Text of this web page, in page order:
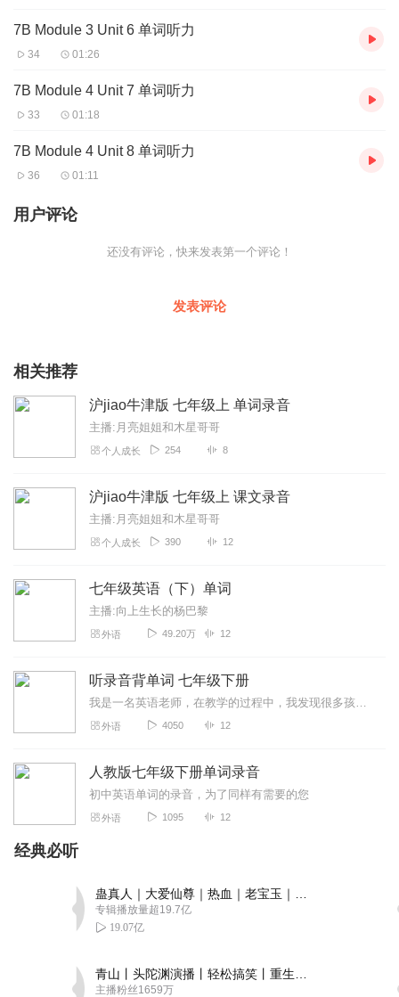
7B Module 3 Unit 6 单词听力
34 01:26
7B Module 4 Unit 7 单词听力
33 01:18
7B Module 4 Unit 8 单词听力
36 01:11
用户评论
还没有评论，快来发表第一个评论！
发表评论
相关推荐
沪jiao牛津版 七年级上 单词录音
主播:月亮姐姐和木星哥哥
个人成长 254 8
沪jiao牛津版 七年级上 课文录音
主播:月亮姐姐和木星哥哥
个人成长 390 12
七年级英语（下）单词
主播:向上生长的杨巴黎
外语 49.20万 12
听录音背单词 七年级下册
我是一名英语老师，在教学的过程中，我发现很多孩子背单词就是死记硬背，甚至单词都不会读，只把字母一个个罗列，再和汉意相对应。这样背单词不但效率低，而且很快就会忘记...
外语 4050 12
人教版七年级下册单词录音
初中英语单词的录音，为了同样有需要的您
外语 1095 12
经典必听
专辑播放量超19.7亿
19.07亿
主播粉丝1659万